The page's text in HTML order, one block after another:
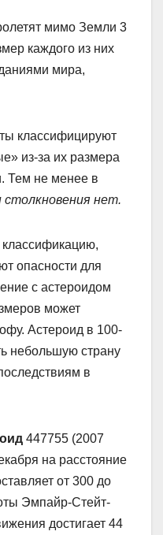
мимо Земли 3
каждого из них
мира,
классифицируют
из-за их размера
Тем не менее в
столкновения нет.
опасности для
с астероидом
может
Астероид в 100-
небольшую страну
в
447755 (2007
на расстояние
от 300 до
Эмпайр-Стейт-
достигает 44